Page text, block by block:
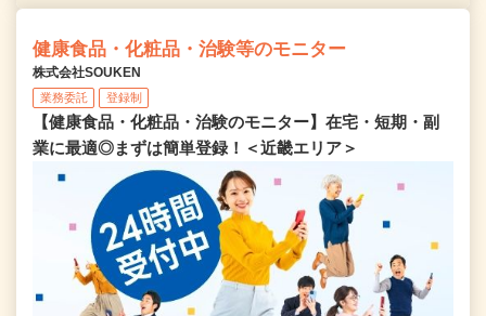
健康食品・化粧品・治験等のモニター
株式会社SOUKEN
業務委託 登録制
【健康食品・化粧品・治験のモニター】在宅・短期・副
業に最適◎まずは簡単登録！＜近畿エリア＞